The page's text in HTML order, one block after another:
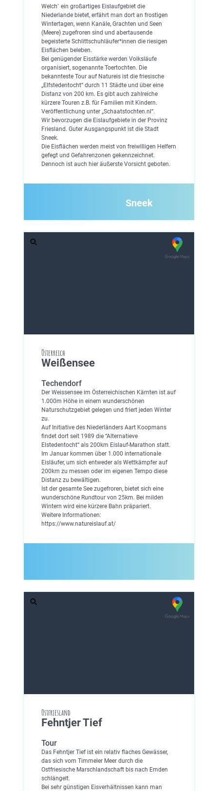
Welch` ein großartiges Eislaufgebiet die
Niederlande bietet, erfährt man dort an frostigen
Wintertagen, wenn Kanäle, Grachten und Seen
(Meere) zugefroren sind und abertausende
begeisterte Schlittschuhläufer*innen die riesigen
Eisflächen beleben.
Bei genügender Eisstärke werden Volksläufe
organisiert, sogenannte Toertochten. Die
bekannteste Tour auf Natureis ist die friesische
„Elfstedentocht“ durch 11 Städte und über eine
Distanz von 200 km. Es gibt auch zahlreiche
kürzere Touren z.B. für Familien mit Kindern.
Veröffentlichung unter „Schaatstochten.nl“.
Wir bevorzugen die Eislaufgebiete in der Provinz
Friesland. Guter Ausgangspunkt ist die Stadt
Sneek.
Die Eisflächen werden meist von freiwilligen Helfern
gefegt und Gefahrenzonen gekennzeichnet.
Dennoch ist auch hier äußerste Vorsicht geboten.
Sneek
Österreich
Weißensee
Techendorf
Der Weissensee im Österreichischen Kärnten ist auf
1.000m Höhe in einem wunderschönen
Naturschutzgebiet gelegen und friert jeden Winter
zu.
Auf Initiative des Niederländers Aart Koopmans
findet dort seit 1989 die “Alternatieve
Elstedentocht“ als 200km Eislauf-Marathon statt.
Im Januar kommen über 1.000 internationale
Eisläufer, um sich entweder als Wettkämpfer auf
200km zu messen oder im eigenen Tempo diese
Distanz zu bewältigen.
Ist der gesamte See zugefroren, bietet sich eine
wunderschöne Rundtour von 25km. Bei milden
Wintern wird eine kürzere Bahn präpariert.
Weitere Informationen:
https://www.natureislauf.at/
Ostfriesland
Fehntjer Tief
Tour
Das Fehntjer Tief ist ein relativ flaches Gewässer,
das sich vom Timmeler Meer durch die
Ostfriesische Marschlandschaft bis nach Emden
schlängelt.
Bei sehr günstigen Eisverhältnissen kann man